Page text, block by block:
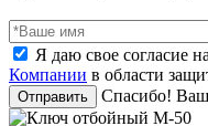
Я даю свое согласие
Компании в области
Отправить Спасибо!